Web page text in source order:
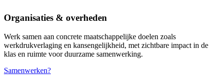
Organisaties & overheden
Werk samen aan concrete maatschappelijke doelen zoals
werkdrukverlaging en kansengelijkheid, met zichtbare impact in de
klas en ruimte voor duurzame samenwerking.
Samenwerken?